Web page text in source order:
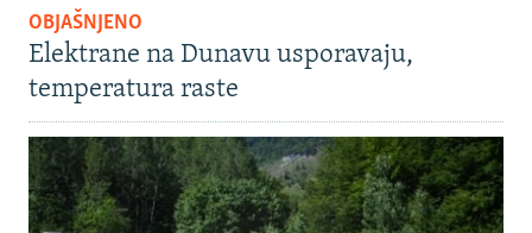
OBJAŠNJENO
Elektrane na Dunavu usporavaju,
temperatura raste